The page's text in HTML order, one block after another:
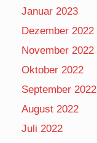
Januar 2023
Dezember 2022
November 2022
Oktober 2022
September 2022
August 2022
Juli 2022